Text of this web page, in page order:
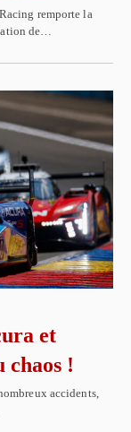
remporte la
de…
et
chaos !
accidents,